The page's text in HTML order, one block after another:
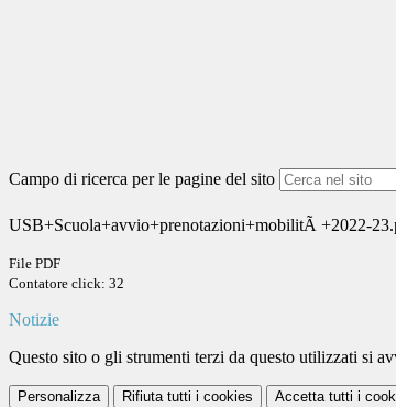
Campo di ricerca per le pagine del sito
USB+Scuola+avvio+prenotazioni+mobilitÃ +2022-
File PDF
Contatore click: 32
Notizie
Questo sito o gli strumenti terzi da questo utilizzati si
Personalizza Rifiuta tutti i cookies Accetta tutti i